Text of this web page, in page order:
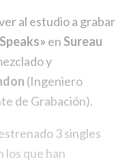
al estudio a grabar
enSureau
y
(Ingeniero
de Grabación).
3 singles
los que han